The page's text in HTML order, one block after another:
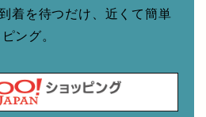
着を待つだけ、近くて簡単
ング。